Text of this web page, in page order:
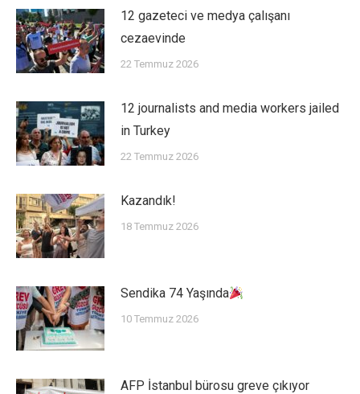
12 gazeteci ve medya çalışanı
cezaevinde
22 Temmuz 2026
12 journalists and media workers jailed
in Turkey
22 Temmuz 2026
Kazandık!
18 Temmuz 2026
Sendika 74 Yaşında
10 Temmuz 2026
AFP İstanbul bürosu greve çıkıyor